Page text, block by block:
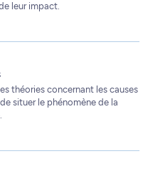
leur impact.
théories concernant les causes
situer le phénomène de la